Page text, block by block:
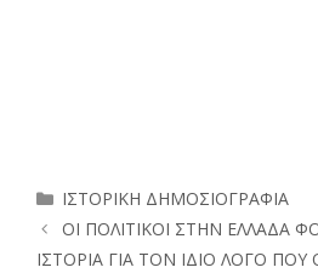
Κατηγορίες
ΙΣΤΟΡΙΚΗ ΔΗΜΟΣΙΟΓΡΑΦΙΑ
ΟΙ ΠΟΛΙΤΙΚΟΙ ΣΤΗΝ ΕΛΛΑΔΑ
ΙΣΤΟΡΙΑ ΓΙΑ ΤΟΝ ΙΔΙΟ ΛΟΓΟ